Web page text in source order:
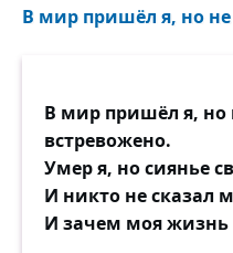
В мир пришёл я, но не
В мир пришёл я, но
встревожено.
Умер я, но сиянье
И никто не сказал
И зачем моя жизнь